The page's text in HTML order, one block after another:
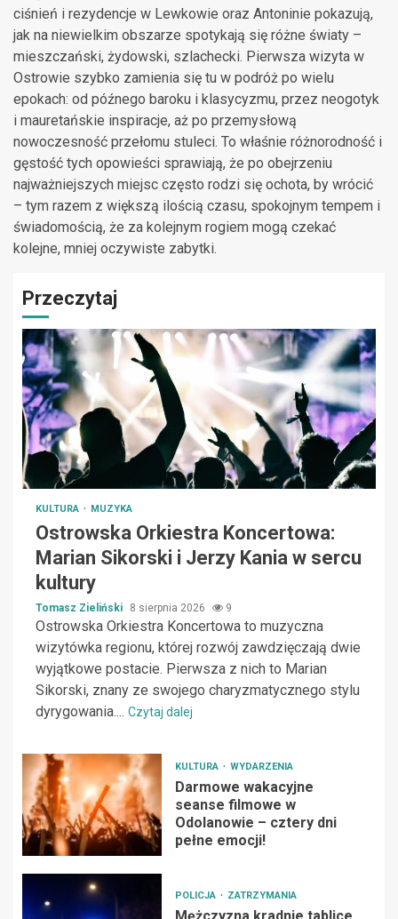
ciśnień i rezydencje w Lewkowie oraz Antoninie pokazują,
jak na niewielkim obszarze spotykają się różne światy –
mieszczański, żydowski, szlachecki. Pierwsza wizyta w
Ostrowie szybko zamienia się tu w podróż po wielu
epokach: od późnego baroku i klasycyzmu, przez neogotyk
i mauretańskie inspiracje, aż po przemysłową
nowoczesność przełomu stuleci. To właśnie różnorodność i
gęstość tych opowieści sprawiają, że po obejrzeniu
najważniejszych miejsc często rodzi się ochota, by wrócić
– tym razem z większą ilością czasu, spokojnym tempem i
świadomością, że za kolejnym rogiem mogą czekać
kolejne, mniej oczywiste zabytki.
Przeczytaj
KULTURA MUZYKA
Ostrowska Orkiestra Koncertowa:
Marian Sikorski i Jerzy Kania w sercu
kultury
Tomasz Zieliński 8 sierpnia 2026 9
Ostrowska Orkiestra Koncertowa to muzyczna
wizytówka regionu, której rozwój zawdzięczają dwie
wyjątkowe postacie. Pierwsza z nich to Marian
Sikorski, znany ze swojego charyzmatycznego stylu
dyrygowania.... Czytaj dalej
KULTURA WYDARZENIA
Darmowe wakacyjne
seanse filmowe w
Odolanowie – cztery dni
pełne emocji!
POLICJA ZATRZYMANIA
Mężczyzna kradnie tablice